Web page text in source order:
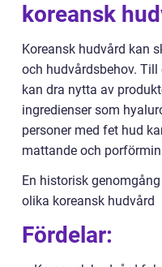
koreansk
Koreansk hudvård kan
och hudvårdsbehov. Till
kan dra nytta av
ingredienser som
personer med fet hud
mattande och
En historisk
olika koreansk hudvård
Fördelar: